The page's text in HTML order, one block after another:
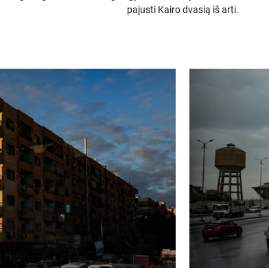
pajusti Kairo dvasią iš arti.